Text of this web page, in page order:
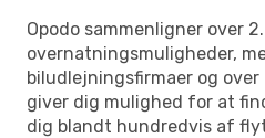
Opodo sammenligner over
overnatningsmuligheder,
biludlejningsfirmaer og over
giver dig mulighed for at
dig blandt hundredvis af